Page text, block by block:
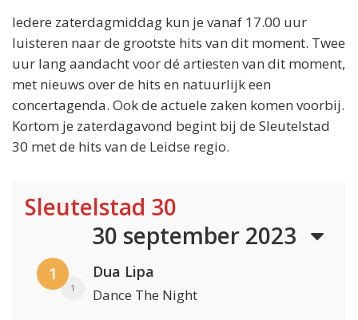
Iedere zaterdagmiddag kun je vanaf 17.00 uur
luisteren naar de grootste hits van dit moment. Twee
uur lang aandacht voor dé artiesten van dit moment,
met nieuws over de hits en natuurlijk een
concertagenda. Ook de actuele zaken komen voorbij.
Kortom je zaterdagavond begint bij de Sleutelstad
30 met de hits van de Leidse regio.
Sleutelstad 30
30 september 2023
1
1
Dua Lipa
Dance The Night